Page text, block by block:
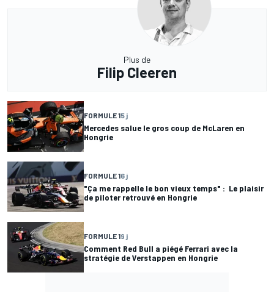
Plus de
Filip Cleeren
FORMULE 15 j
Mercedes salue le gros coup de McLaren en
Hongrie
FORMULE 16 j
"Ça me rappelle le bon vieux temps" : Le plaisir
de piloter retrouvé en Hongrie
FORMULE 19 j
Comment Red Bull a piégé Ferrari avec la
stratégie de Verstappen en Hongrie